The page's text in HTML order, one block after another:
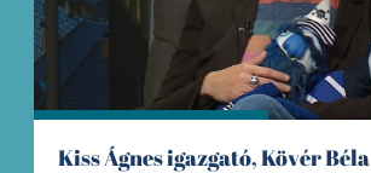
Kiss Ágnes igazgató, Kövér Béla